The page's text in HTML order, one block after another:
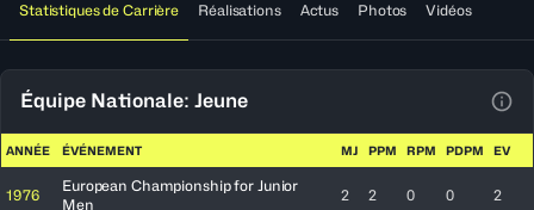
Statistiques de Carrière Réalisations Actus Photos Vidéos
Équipe Nationale: Jeune
ANNÉE ÉVÉNEMENT MJ PPM RPM PDPM EV
1976
European Championship for Junior
Men
2 2 0 0 2